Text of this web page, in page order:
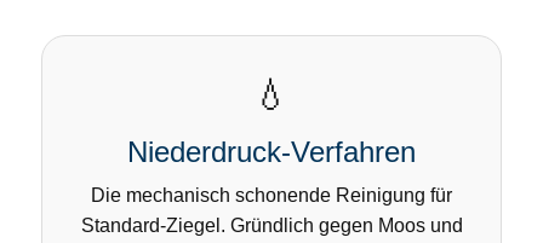
💧
Niederdruck-Verfahren
Die mechanisch schonende Reinigung für
Standard-Ziegel. Gründlich gegen Moos und